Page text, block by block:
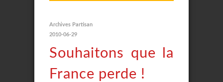
Archives Partisan
2010-06-29
Souhaitons que la
France perde !